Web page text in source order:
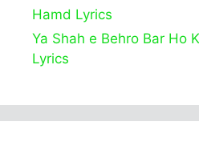
Hamd Lyrics
Ya Shah e Behro Bar Ho
Lyrics